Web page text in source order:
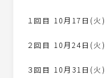
１回目 10月17日(
２回目 10月24日(
３回目 10月31日(